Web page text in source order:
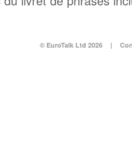
© EuroTalk Ltd 2026 |